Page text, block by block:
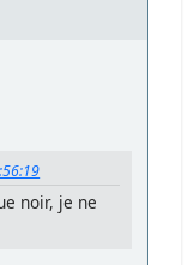
noir, je ne